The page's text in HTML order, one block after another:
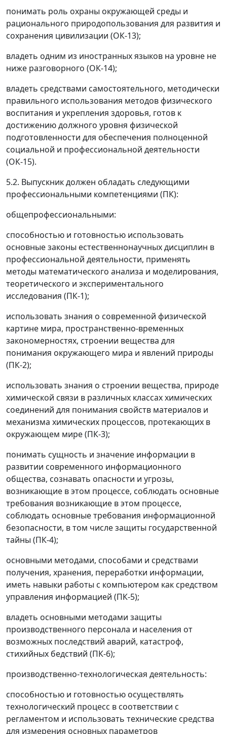
понимать роль охраны окружающей среды и
рационального природопользования для развития и
сохранения цивилизации (ОК-13);
владеть одним из иностранных языков на уровне не
ниже разговорного (ОК-14);
владеть средствами самостоятельного, методически
правильного использования методов физического
воспитания и укрепления здоровья, готов к
достижению должного уровня физической
подготовленности для обеспечения полноценной
социальной и профессиональной деятельности
(ОК-15).
5.2. Выпускник должен обладать следующими
профессиональными компетенциями (ПК):
общепрофессиональными:
способностью и готовностью использовать
основные законы естественнонаучных дисциплин в
профессиональной деятельности, применять
методы математического анализа и моделирования,
теоретического и экспериментального
исследования (ПК-1);
использовать знания о современной физической
картине мира, пространственно-временных
закономерностях, строении вещества для
понимания окружающего мира и явлений природы
(ПК-2);
использовать знания о строении вещества, природе
химической связи в различных классах химических
соединений для понимания свойств материалов и
механизма химических процессов, протекающих в
окружающем мире (ПК-3);
понимать сущность и значение информации в
развитии современного информационного
общества, сознавать опасности и угрозы,
возникающие в этом процессе, соблюдать основные
требования возникающие в этом процессе,
соблюдать основные требования информационной
безопасности, в том числе защиты государственной
тайны (ПК-4);
основными методами, способами и средствами
получения, хранения, переработки информации,
иметь навыки работы с компьютером как средством
управления информацией (ПК-5);
владеть основными методами защиты
производственного персонала и населения от
возможных последствий аварий, катастроф,
стихийных бедствий (ПК-6);
производственно-технологическая деятельность:
способностью и готовностью осуществлять
технологический процесс в соответствии с
регламентом и использовать технические средства
для измерения основных параметров